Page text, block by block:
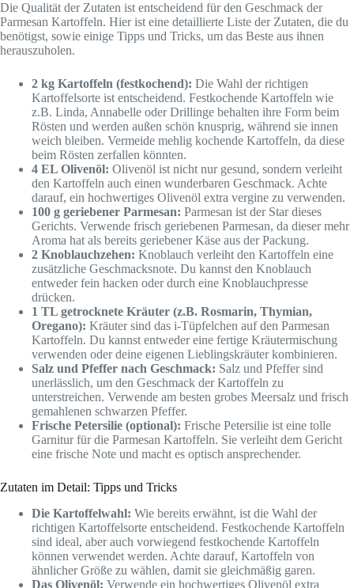
Die Qualität der Zutaten ist entscheidend für den Geschmack der
Parmesan Kartoffeln. Hier ist eine detaillierte Liste der Zutaten, die du
benötigst, sowie einige Tipps und Tricks, um das Beste aus ihnen
herauszuholen.
2 kg Kartoffeln (festkochend): Die Wahl der richtigen
Kartoffelsorte ist entscheidend. Festkochende Kartoffeln wie
z.B. Linda, Annabelle oder Drillinge behalten ihre Form beim
Rösten und werden außen schön knusprig, während sie innen
weich bleiben. Vermeide mehlig kochende Kartoffeln, da diese
beim Rösten zerfallen könnten.
4 EL Olivenöl: Olivenöl ist nicht nur gesund, sondern verleiht
den Kartoffeln auch einen wunderbaren Geschmack. Achte
darauf, ein hochwertiges Olivenöl extra vergine zu verwenden.
100 g geriebener Parmesan: Parmesan ist der Star dieses
Gerichts. Verwende frisch geriebenen Parmesan, da dieser mehr
Aroma hat als bereits geriebener Käse aus der Packung.
2 Knoblauchzehen: Knoblauch verleiht den Kartoffeln eine
zusätzliche Geschmacksnote. Du kannst den Knoblauch
entweder fein hacken oder durch eine Knoblauchpresse
drücken.
1 TL getrocknete Kräuter (z.B. Rosmarin, Thymian,
Oregano): Kräuter sind das i-Tüpfelchen auf den Parmesan
Kartoffeln. Du kannst entweder eine fertige Kräutermischung
verwenden oder deine eigenen Lieblingskräuter kombinieren.
Salz und Pfeffer nach Geschmack: Salz und Pfeffer sind
unerlässlich, um den Geschmack der Kartoffeln zu
unterstreichen. Verwende am besten grobes Meersalz und frisch
gemahlenen schwarzen Pfeffer.
Frische Petersilie (optional): Frische Petersilie ist eine tolle
Garnitur für die Parmesan Kartoffeln. Sie verleiht dem Gericht
eine frische Note und macht es optisch ansprechender.
Zutaten im Detail: Tipps und Tricks
Die Kartoffelwahl: Wie bereits erwähnt, ist die Wahl der
richtigen Kartoffelsorte entscheidend. Festkochende Kartoffeln
sind ideal, aber auch vorwiegend festkochende Kartoffeln
können verwendet werden. Achte darauf, Kartoffeln von
ähnlicher Größe zu wählen, damit sie gleichmäßig garen.
Das Olivenöl: Verwende ein hochwertiges Olivenöl extra